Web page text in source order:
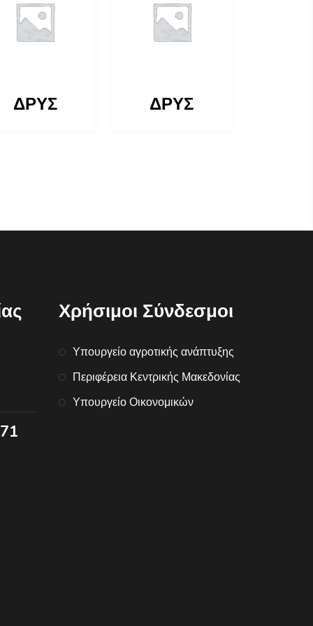
ΔΡΥΣ ΔΡΥΣ
Χρήσιμοι Σύνδεσμοι
Υπουργείο αγροτικής ανάπτυξης
Περιφέρεια Κεντρικής Μακεδονίας
Υπουργείο Οικονομικών